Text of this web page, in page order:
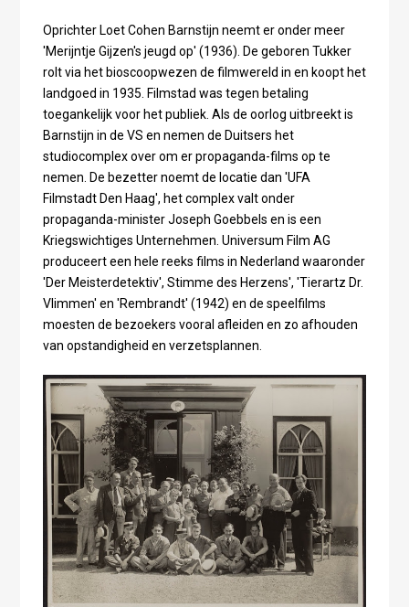
Oprichter Loet Cohen Barnstijn neemt er onder meer
'Merijntje Gijzen's jeugd op' (1936). De geboren Tukker
rolt via het bioscoopwezen de filmwereld in en koopt het
landgoed in 1935. Filmstad was tegen betaling
toegankelijk voor het publiek. Als de oorlog uitbreekt is
Barnstijn in de VS en nemen de Duitsers het
studiocomplex over om er propaganda-films op te
nemen. De bezetter noemt de locatie dan 'UFA
Filmstadt Den Haag', het complex valt onder
propaganda-minister Joseph Goebbels en is een
Kriegswichtiges Unternehmen. Universum Film AG
produceert een hele reeks films in Nederland waaronder
'Der Meisterdetektiv', Stimme des Herzens', 'Tierartz Dr.
Vlimmen' en 'Rembrandt' (1942) en de speelfilms
moesten de bezoekers vooral afleiden en zo afhouden
van opstandigheid en verzetsplannen.